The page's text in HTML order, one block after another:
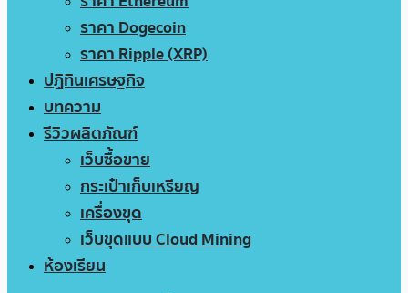
ราคา Dogecoin
ราคา Ripple (XRP)
ปฏิทินเศรษฐกิจ
บทความ
รีวิวผลิตภัณฑ์
เว็บซื้อขาย
กระเป๋าเก็บเหรียญ
เครื่องขุด
เว็บขุดแบบ Cloud Mining
ห้องเรียน